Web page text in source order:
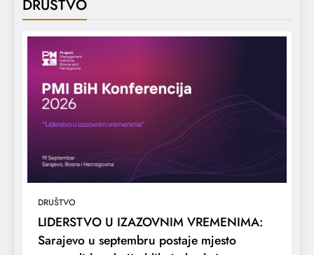
DRUŠTVO
DRUŠTVO
LIDERSTVO U IZAZOVNIM VREMENIMA:
Sarajevo u septembru postaje mjesto